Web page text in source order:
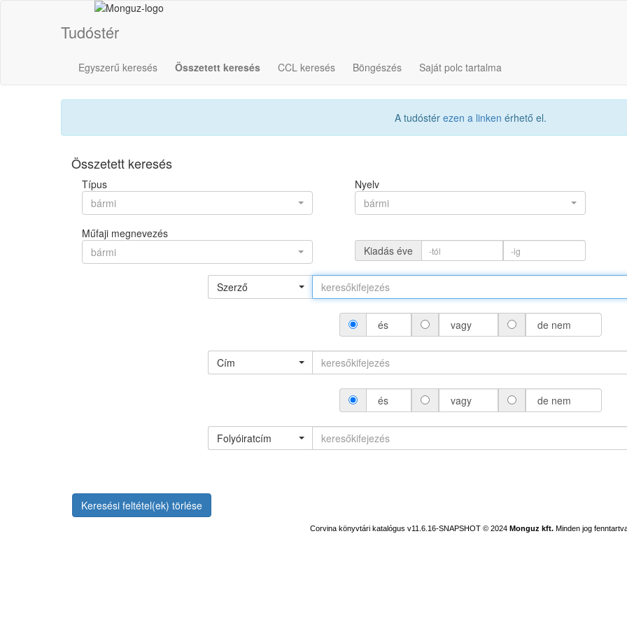
Tudóstér
Egyszerű keresés Összetett keresés CCL keresés Böngészés Saját polc tartalma
A tudóstér ezen a linken érhető el.
Összetett keresés
Típus
bármi
Nyelv
bármi
Műfaji megnevezés
bármi
Kiadás éve
Szerző
és vagy de nem
Cím
és vagy de nem
Folyóiratcím
Keresési feltétel(ek) törlése
Corvina könyvtári katalógus v11.6.16-SNAPSHOT © 2024 Monguz kft. Minden jog